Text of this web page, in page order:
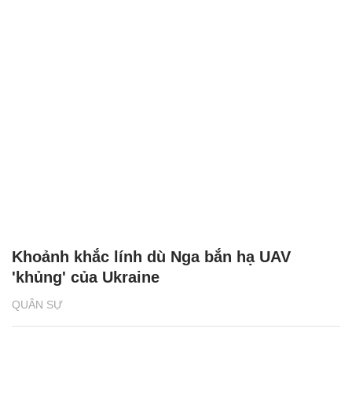
QUÂN SỰ
Khoảnh khắc lính dù Nga bắn hạ UAV
'khủng' của Ukraine